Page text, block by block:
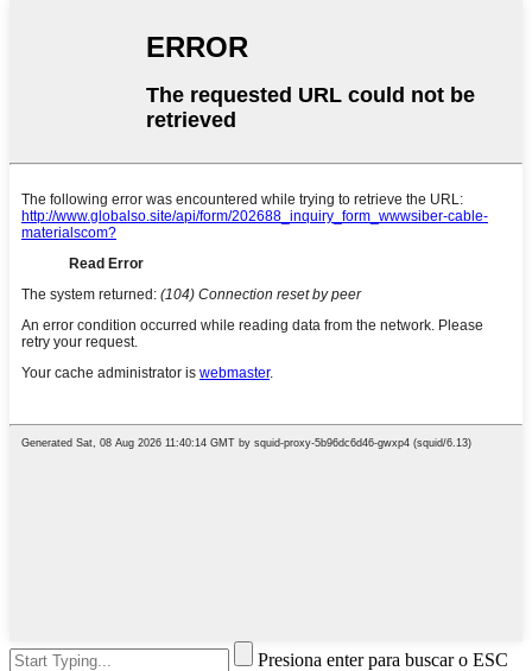
Presiona enter para buscar o ESC